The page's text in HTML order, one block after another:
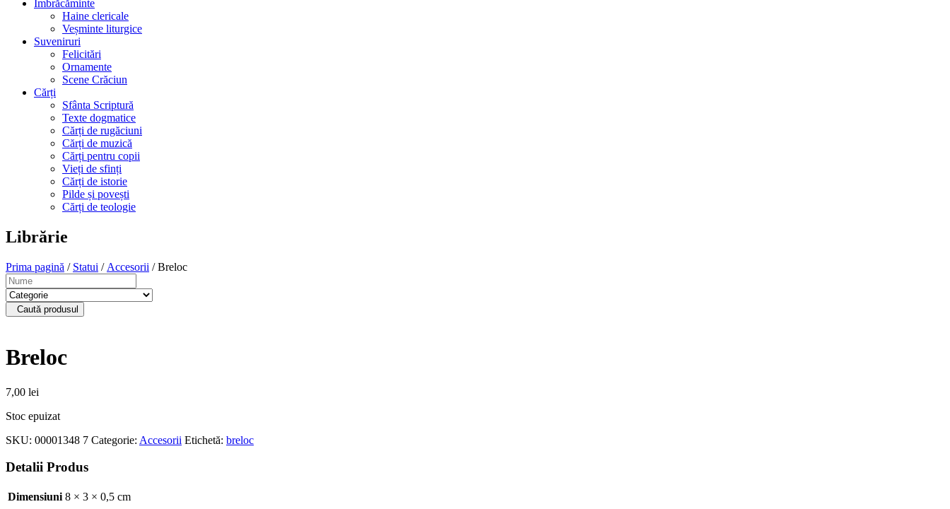
Îmbrăcăminte
Haine clericale
Veșminte liturgice
Suveniruri
Felicitări
Ornamente
Scene Crăciun
Cărți
Sfânta Scriptură
Texte dogmatice
Cărți de rugăciuni
Cărți de muzică
Cărți pentru copii
Vieți de sfinți
Cărți de istorie
Pilde și povești
Cărți de teologie
Librărie
Prima pagină / Statui / Accesorii / Breloc
Caută produsul
Breloc
7,00 lei
Stoc epuizat
SKU: 00001348 7 Categorie: Accesorii Etichetă: breloc
Detalii Produs
Dimensiuni 8 × 3 × 0,5 cm